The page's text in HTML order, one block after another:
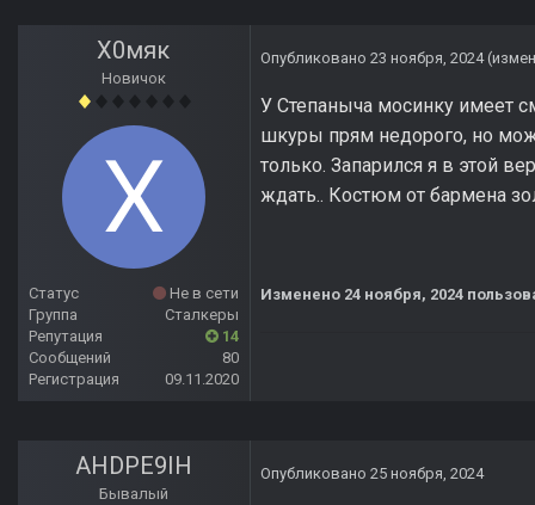
Х0мяк
Новичок
Статус
Не в сети
Группа
Сталкеры
Репутация
14
Сообщений
80
Регистрация
09.11.2020
Опубликовано 23 ноября, 2024
У Степаныча мосинку имеет
шкуры прям недорого, но
только. Запарился я в этой
ждать.. Костюм от бармена
Изменено 24 ноября, 2024
AHDPE9IH
Бывалый
Опубликовано 25 ноября, 2024